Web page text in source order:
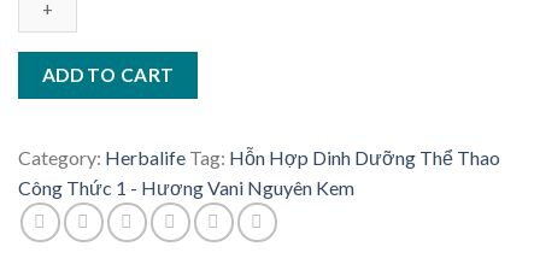
Dưỡng
Thao
Công
1
-
Hương
Vani
ADD TO CART
Category: Herbalife Tag: Hỗn Hợp Dinh Dưỡng Thể Thao
Công Thức 1 - Hương Vani Nguyên Kem